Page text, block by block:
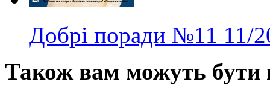
Добрі поради №11 11/
Також вам можуть бути